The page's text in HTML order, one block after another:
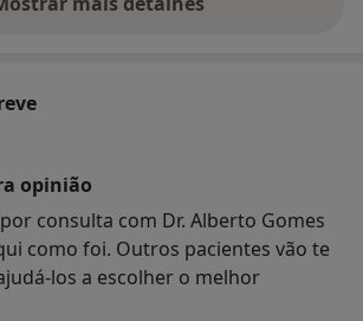
sobre o endereço
opinião
consulta com Dr. Alberto Gomes
como foi. Outros pacientes vão te
los a escolher o melhor